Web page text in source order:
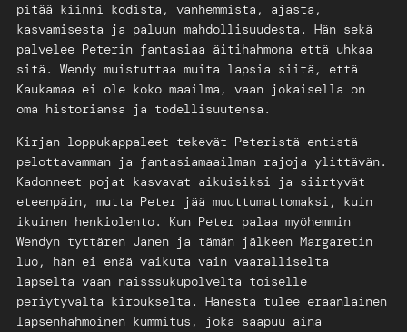
pitää kiinni kodista, vanhemmista, ajasta,
kasvamisesta ja paluun mahdollisuudesta. Hän sekä
palvelee Peterin fantasiaa äitihahmona että uhkaa
sitä. Wendy muistuttaa muita lapsia siitä, että
Kaukamaa ei ole koko maailma, vaan jokaisella on
oma historiansa ja todellisuutensa.
Kirjan loppukappaleet tekevät Peteristä entistä
pelottavamman ja fantasiamaailman rajoja ylittävän.
Kadonneet pojat kasvavat aikuisiksi ja siirtyvät
eteenpäin, mutta Peter jää muuttumattomaksi, kuin
ikuinen henkiolento. Kun Peter palaa myöhemmin
Wendyn tyttären Janen ja tämän jälkeen Margaretin
luo, hän ei enää vaikuta vain vaaralliselta
lapselta vaan naisssukupolvelta toiselle
periytyvältä kiroukselta. Hänestä tulee eräänlainen
lapsenhahmoinen kummitus, joka saapuu aina